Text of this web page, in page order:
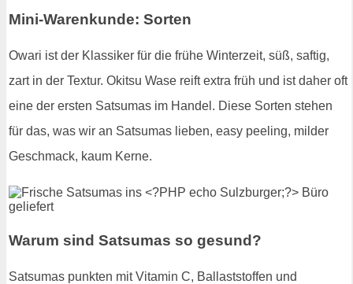
Mini-Warenkunde: Sorten
Owari ist der Klassiker für die frühe Winterzeit, süß, saftig,
zart in der Textur. Okitsu Wase reift extra früh und ist daher oft
eine der ersten Satsumas im Handel. Diese Sorten stehen
für das, was wir an Satsumas lieben, easy peeling, milder
Geschmack, kaum Kerne.
Warum sind Satsumas so gesund?
Satsumas punkten mit Vitamin C, Ballaststoffen und